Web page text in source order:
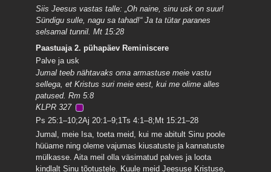
Siis Jeesus vastas talle: „Oh naine, sinu usk on suur!
Sündigu sulle, nagu sa tahad!“ Ja ta tütar paranes
selsamal tunnil. Mt 15:28
Paastuaja 2. pühapäev Reminiscere
Palve ja usk
Jumal teeb nähtavaks oma armastuse meie vastu
sellega, et Kristus suri meie eest, kui me olime alles
patused. Rm 5:8
KLPR 327
Ps 25:1–10;2Aj 20:1–9;1Ts 4:1–8;Mt 15:21–28
Jumal, meie Isa, toeta meid, kui me abitult Sinu poole
hüüame ning oleme vajumas kiusatuste ja kannatuste
mülkasse. Aita meil olla väsimatud palves ja loota
kindlalt Sinu tõotustele. Kuule meid Jeesuse Kristuse,